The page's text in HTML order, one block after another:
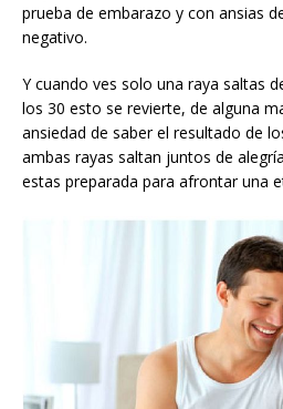
prueba de embarazo y con ansias
negativo.
Y cuando ves solo una raya saltas
los 30 esto se revierte, de alguna
ansiedad de saber el resultado de
ambas rayas saltan juntos de
estas preparada para afrontar una